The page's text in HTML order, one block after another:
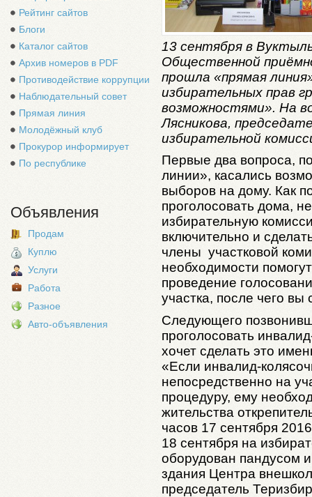
Рейтинг сайтов
Блоги
Каталог сайтов
Архив номеров в PDF
Противодействие коррупции
Наблюдательный совет
Прямая линия
Молодёжный клуб
Прокурор информирует
По республике
Объявления
Продам
Куплю
Услуги
Работа
Разное
Авто-объявления
13 сентября в
Общественной
прошла «прямая
избирательных прав
возможностями». На
Лясникова,
избирательной
Первые два вопроса,
линии», касались
выборов на дому. Как
проголосовать дома,
избирательную
включительно и
члены участковой
необходимости
проведение
участка, после чего
Следующего
проголосовать
хочет сделать это
«Если инвалид-
непосредственно на
процедуру, ему
жительства
часов 17 сентября
18 сентября на
оборудован пандусом
здания Центра
председатель